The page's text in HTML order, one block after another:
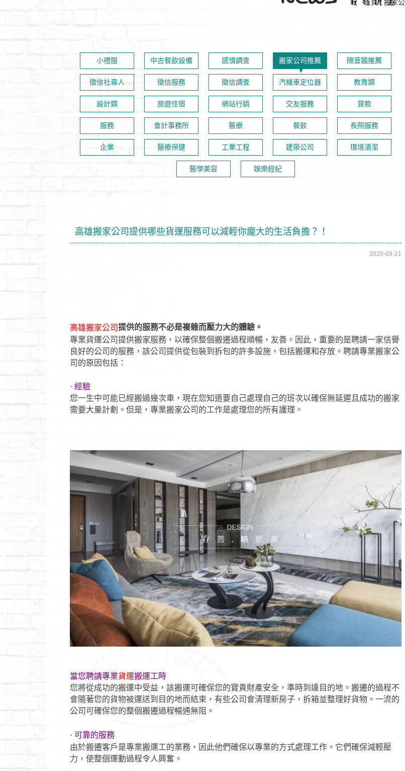
首頁 / 搬家
小禮服 中古餐飲設備 感情調查 搬家公司推薦 隔音牆推薦
徵信社尋人 徵信服務 徵信調查 汽機車定位器 教育類
設計類 旅遊住宿 網站行銷 交友服務 貸款
服務 會計事務所 醫療 餐飲 長照服務
企業 醫療保健 工業工程 建築公司 環境清潔
醫學美容 娛樂經紀
高雄搬家公司提供哪些貨運服務可以減輕你龐大的生活負擔？！
2020-09-21
高雄搬家公司 提供的服務不必是複雜而壓力大的體驗。
專業貨運公司提供搬家服務，以確保整個搬遷過程順暢，友善。因此，重要的是聘請一家信譽
良好的公司的服務，該公司提供從包裝到拆包的許多設施，包括搬運和存放。聘請專業搬家公
司的原因包括：
· 經驗
您一生中可能已經搬過幾次車，現在您知道要自己處理自己的班次以確保無延遲且成功的搬家
需要大量計劃。但是，專業搬家公司的工作是處理您的所有護理。
當您聘請專業貨運搬運工時
您將從成功的搬運中受益，該搬運可確保您的寶貴財產安全，準時到達目的地。搬遷的過程不
會隨著您的貨物被運送到目的地而結束，有些公司會清理新房子，拆箱並整理好貨物。一流的
公司可確保您的整個搬遷過程暢通無阻。
· 可靠的服務
由於搬遷客戶是專業搬運工的業務，因此他們確保以專業的方式處理工作。它們確保減輕壓
力，使整個運動過程令人興奮。